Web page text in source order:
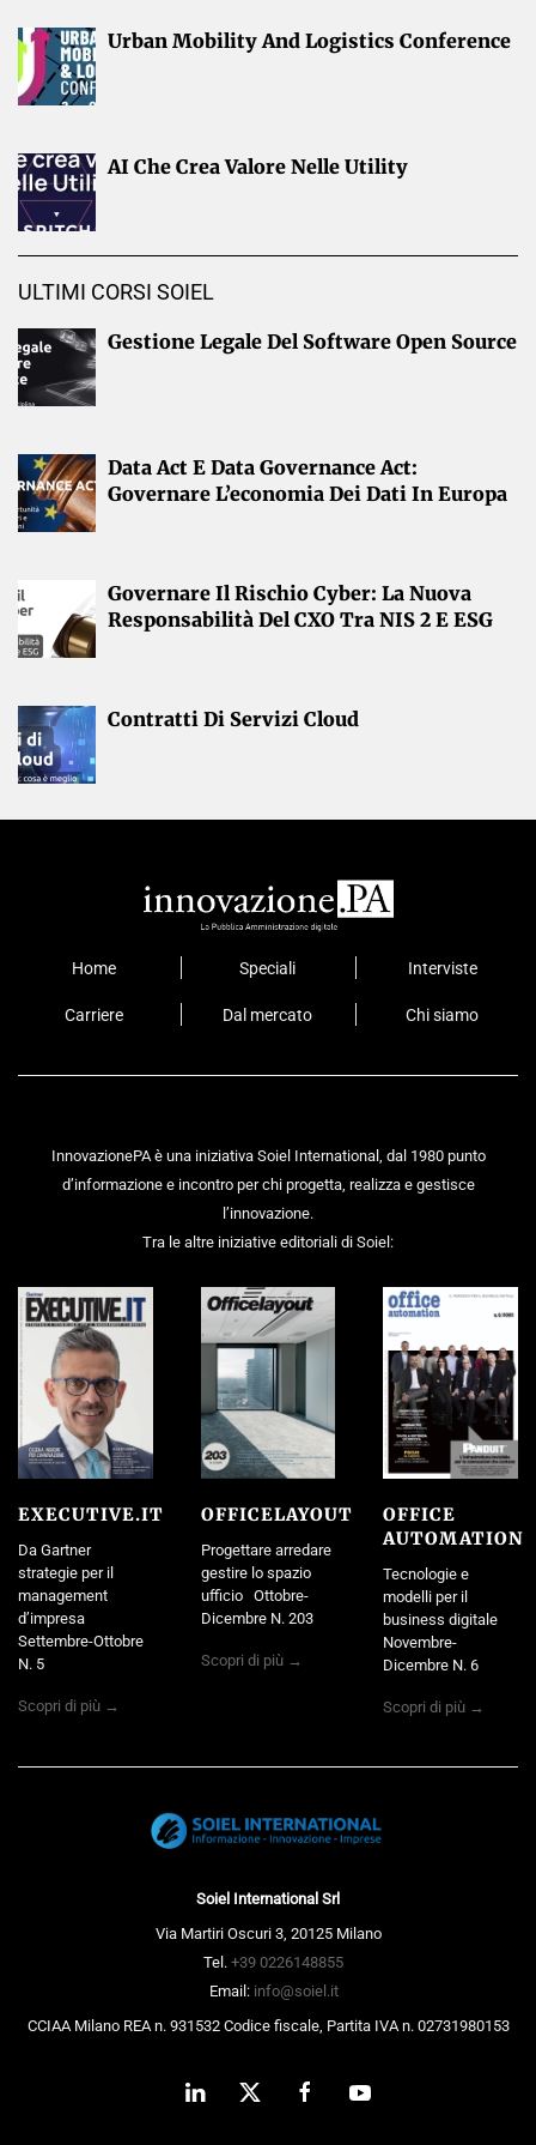
Urban Mobility And Logistics Conference
AI Che Crea Valore Nelle Utility
ULTIMI CORSI SOIEL
Gestione Legale Del Software Open Source
Data Act E Data Governance Act:
Governare L’economia Dei Dati In Europa
Governare Il Rischio Cyber: La Nuova
Responsabilità Del CXO Tra NIS 2 E ESG
Contratti Di Servizi Cloud
Home Speciali Interviste
Carriere Dal mercato Chi siamo
InnovazionePA è una iniziativa Soiel International, dal 1980 punto
d’informazione e incontro per chi progetta, realizza e gestisce
l’innovazione.
Tra le altre iniziative editoriali di Soiel:
EXECUTIVE.IT
Da Gartner
strategie per il
management
d’impresa
Settembre-Ottobre
N. 5
Scopri di più →
OFFICELAYOUT
Progettare arredare
gestire lo spazio
ufficio Ottobre-
Dicembre N. 203
Scopri di più →
OFFICE
AUTOMATION
Tecnologie e
modelli per il
business digitale
Novembre-
Dicembre N. 6
Scopri di più →
Soiel International Srl
Via Martiri Oscuri 3, 20125 Milano
Tel. +39 0226148855
Email: info@soiel.it
CCIAA Milano REA n. 931532 Codice fiscale, Partita IVA n. 02731980153